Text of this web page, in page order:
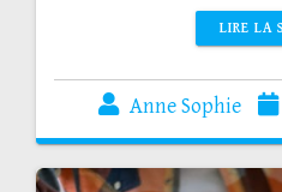
LIRE LA
Anne Sophie